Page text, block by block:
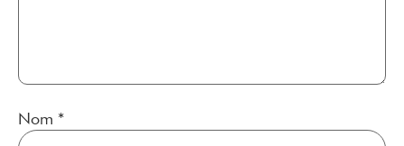
Nom *